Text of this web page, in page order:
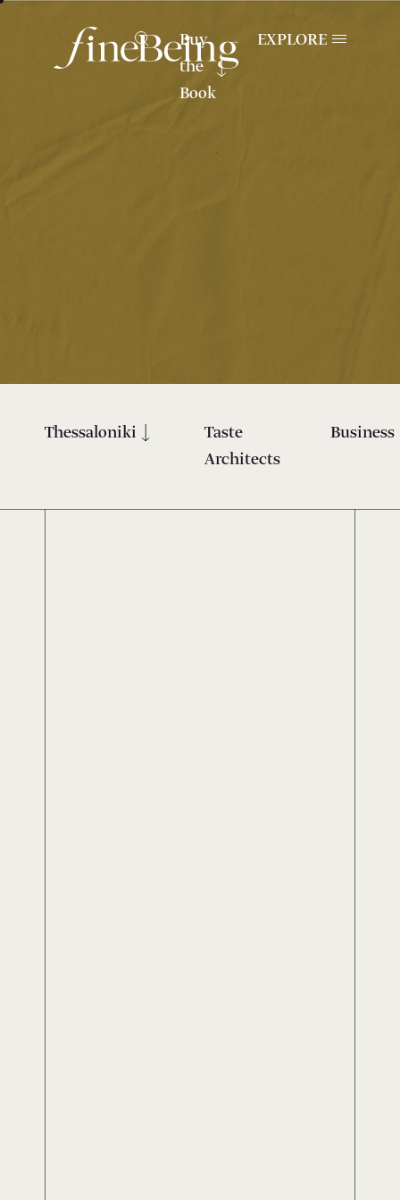
Buy
the
Book
EXPLORE
Thessaloniki
Taste
Architects
Business